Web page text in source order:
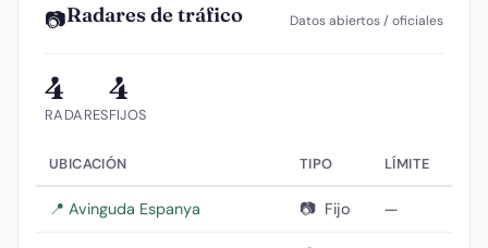
📷Radares de tráfico Datos abiertos / oficiales
4
RADARES
4
FIJOS
UBICACIÓN TIPO LÍMITE
📍 Avinguda Espanya 📷 Fijo —